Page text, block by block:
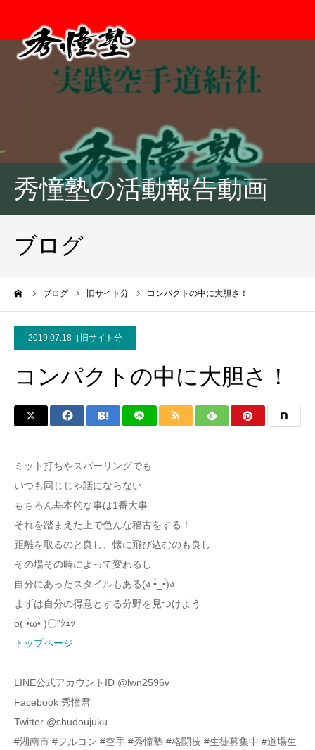
秀憧塾の活動報告動画
ブログ
ブログ 旧サイト分 コンパクトの中に大胆さ！
2019.07.18 旧サイト分
コンパクトの中に大胆さ！
ミット打ちやスパーリングでも
いつも同じじゃ話にならない
もちろん基本的な事は1番大事
それを踏まえた上で色んな稽古をする！
距離を取るのと良し、懐に飛び込むのも良し
その場その時によって変わるし
自分にあったスタイルもある(ง •̀_•́)ง
まずは自分の得意とする分野を見つけよう
o( •̀ω•́ )〇”ｼｭｯ
トップページ
LINE公式アカウントID @lwn2596v
Facebook 秀憧君
Twitter @shudoujuku
#湖南市 #フルコン #空手 #秀憧塾 #格闘技 #生徒募集中 #道場生